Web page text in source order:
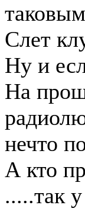
Слет
Ну и
На
нечто
А кто
.....так